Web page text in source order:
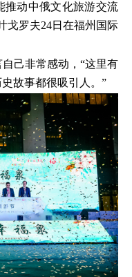
推动中俄文化旅游交流
戈罗夫24日在福州国际
己非常感动，“这里有
故事都很吸引人。”